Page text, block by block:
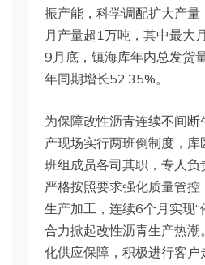
振产能，科学调配扩大产量
月产量超1万吨，其中最大
9月底，镇海库年内总发货
年同期增长52.35%。
为保障改性沥青连续不间
产现场实行两班倒制度，库
班组成员各司其职，专人负
严格按照要求强化质量管
生产加工，连续6个月实现“
合力掀起改性沥青生产热
化供应保障，积极进行客